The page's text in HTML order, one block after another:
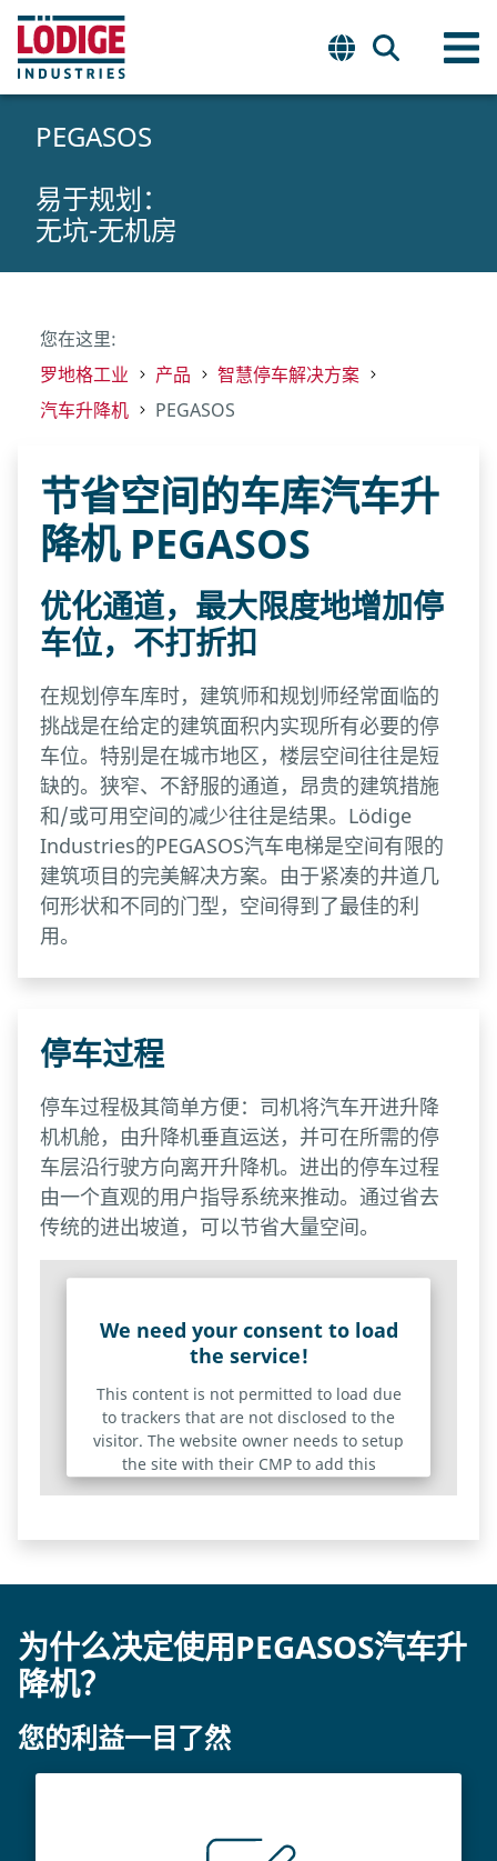
PEGASOS
易于规划：
无坑-无机房
您在这里:
罗地格工业
产品
智慧停车解决方案
汽车升降机
PEGASOS
节省空间的车库汽车升
降机 PEGASOS
优化通道，最大限度地增加停
车位，不打折扣
在规划停车库时，建筑师和规划师经常面临的
挑战是在给定的建筑面积内实现所有必要的停
车位。特别是在城市地区，楼层空间往往是短
缺的。狭窄、不舒服的通道，昂贵的建筑措施
和/或可用空间的减少往往是结果。Lödige
Industries的PEGASOS汽车电梯是空间有限的
建筑项目的完美解决方案。由于紧凑的井道几
何形状和不同的门型，空间得到了最佳的利
用。
停车过程
停车过程极其简单方便：司机将汽车开进升降
机机舱，由升降机垂直运送，并可在所需的停
车层沿行驶方向离开升降机。进出的停车过程
由一个直观的用户指导系统来推动。通过省去
传统的进出坡道，可以节省大量空间。
We need your consent to load
the service!
This content is not permitted to load due
to trackers that are not disclosed to the
visitor. The website owner needs to setup
the site with their CMP to add this
content to the list of technologies used.
为什么决定使用PEGASOS汽车升
降机？
您的利益一目了然